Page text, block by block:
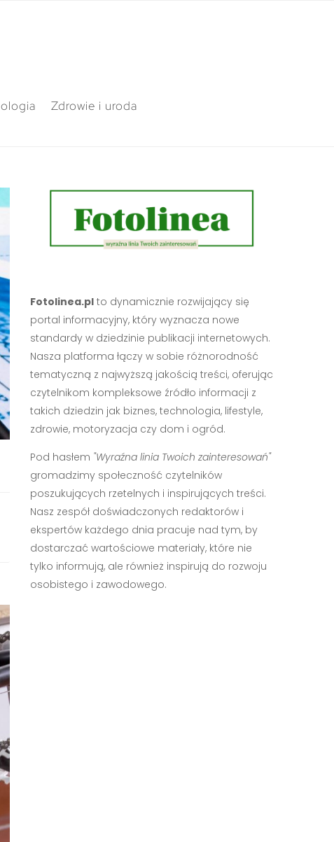
Zdrowie i uroda
Fotolinea.plto dynamicznie rozwijający się
portal informacyjny, który wyznacza nowe
standardy w dziedzinie publikacji internetowych.
Nasza platforma łączy w sobie różnorodność
tematyczną z najwyższą jakością treści, oferując
czytelnikom kompleksowe źródło informacji z
takich dziedzin jak biznes, technologia, lifestyle,
zdrowie, motoryzacja czy dom i ogród.
Pod hasłem "Wyraźna linia Twoich zainteresowań"
gromadzimy społeczność czytelników
poszukujących rzetelnych i inspirujących treści.
Nasz zespół doświadczonych redaktorów i
ekspertów każdego dnia pracuje nad tym, by
dostarczać wartościowe materiały, które nie
tylko informują, ale również inspirują do rozwoju
osobistego i zawodowego.